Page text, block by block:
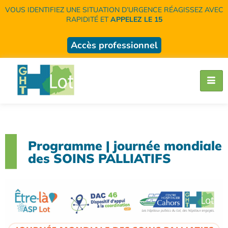
VOUS IDENTIFIEZ UNE SITUATION D’URGENCE RÉAGISSEZ AVEC
RAPIDITÉ ETAPPELEZ LE 15
Accès professionnel
Programme | journée mondiale
des SOINS PALLIATIFS